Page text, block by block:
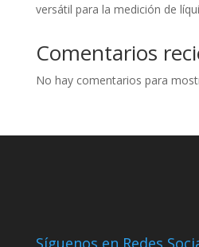
versátil para la medición de
Comentarios
No hay comentarios para
Síguenos en Redes